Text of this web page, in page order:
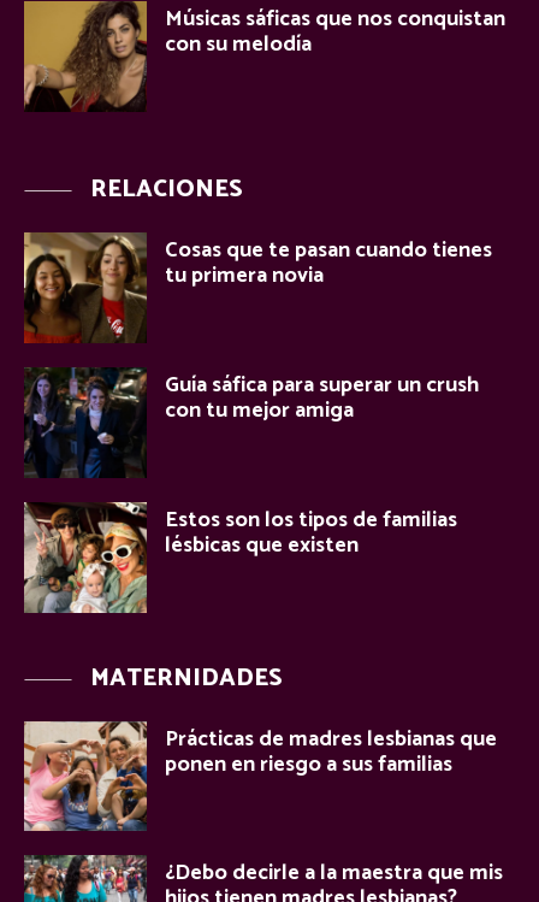
Músicas sáficas que nos conquistan
con su melodía
RELACIONES
Cosas que te pasan cuando tienes
tu primera novia
Guía sáfica para superar un crush
con tu mejor amiga
Estos son los tipos de familias
lésbicas que existen
MATERNIDADES
Prácticas de madres lesbianas que
ponen en riesgo a sus familias
¿Debo decirle a la maestra que mis